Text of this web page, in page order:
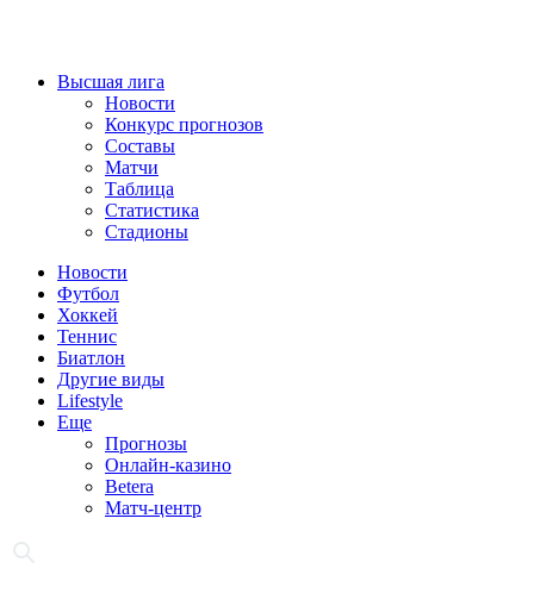
Высшая лига
Новости
Конкурс прогнозов
Составы
Матчи
Таблица
Статистика
Стадионы
Новости
Футбол
Хоккей
Теннис
Биатлон
Другие виды
Lifestyle
Еще
Прогнозы
Онлайн-казино
Betera
Матч-центр